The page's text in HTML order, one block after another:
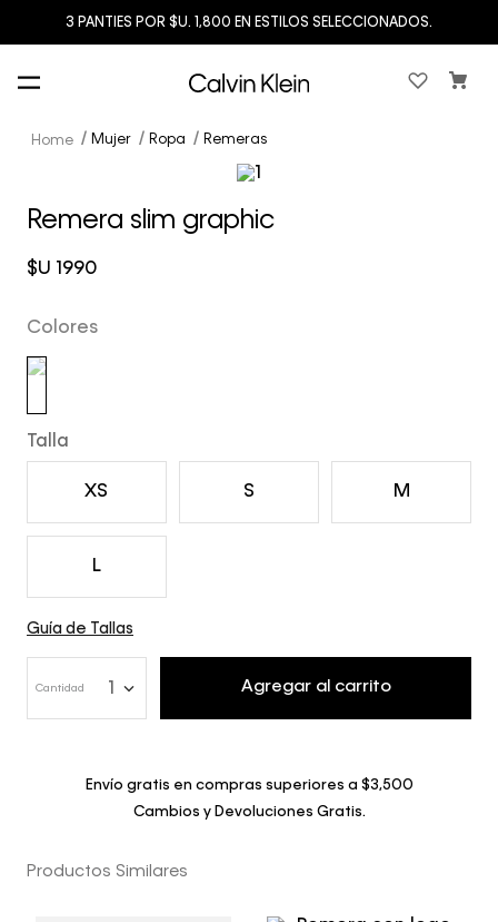
3 PANTIES POR $U. 1,800 EN ESTILOS SELECCIONADOS.
Mujer Ropa Remeras
Remera slim graphic
$U 1990
Colores
Talla
XS S M
L
Guía de Tallas
Cantidad Agregar al carrito
Envío gratis en compras superiores a $3,500
Cambios y Devoluciones Gratis.
Productos Similares